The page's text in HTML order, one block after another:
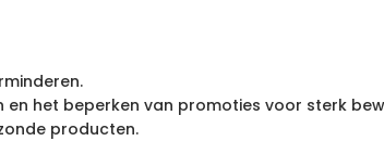
het beperken van promoties voor sterk
producten.